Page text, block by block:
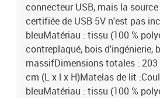
connecteur USB, mais la
certifiée de USB 5V n'est pas
bleuMatériau : tissu (100 %
contreplaqué, bois d'ingénierie,
massifDimensions totales :
cm (L x l x H)Matelas de lit
bleuMatériau : tissu (100 %